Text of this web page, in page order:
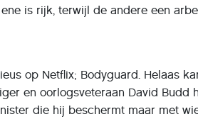
is rijk, terwijl de andere een
op Netflix; Bodyguard. Helaas
en oorlogsveteraan David Budd
die hij beschermt maar met